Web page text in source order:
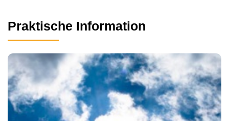
Praktische Information